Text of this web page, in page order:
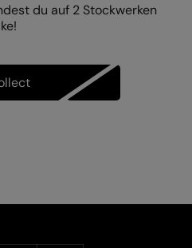
du auf 2 Stockwerken